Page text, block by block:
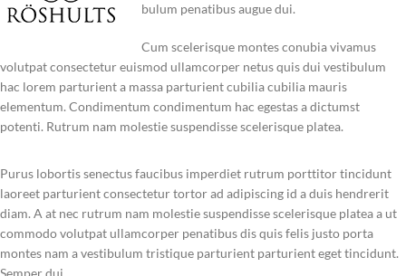
bulum penatibus augue dui.
Cum scelerisque montes conubia vivamus
volutpat consectetur euismod ullamcorper netus quis dui vestibulum
hac lorem parturient a massa parturient cubilia cubilia mauris
elementum. Condimentum condimentum hac egestas a dictumst
potenti. Rutrum nam molestie suspendisse scelerisque platea.
Purus lobortis senectus faucibus imperdiet rutrum porttitor tincidunt
laoreet parturient consectetur tortor ad adipiscing id a duis hendrerit
diam. A at nec rutrum nam molestie suspendisse scelerisque platea a ut
commodo volutpat ullamcorper penatibus dis quis felis justo porta
montes nam a vestibulum tristique parturient parturient eget tincidunt.